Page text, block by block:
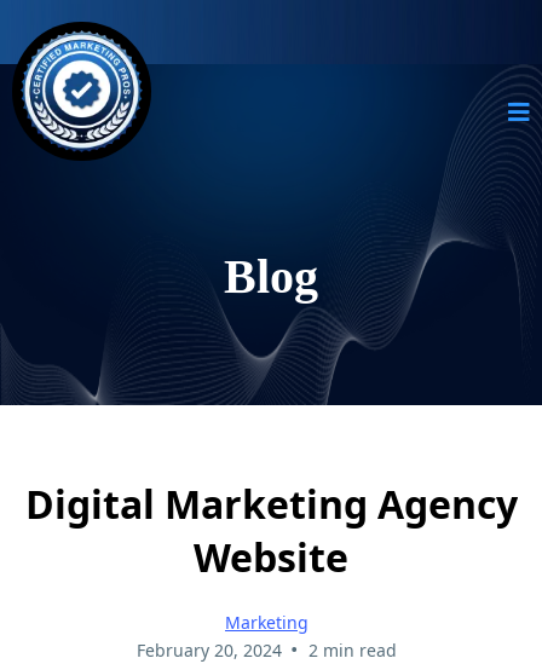
Blog
Digital Marketing Agency
Website
Marketing
February 20, 2024 • 2 min read